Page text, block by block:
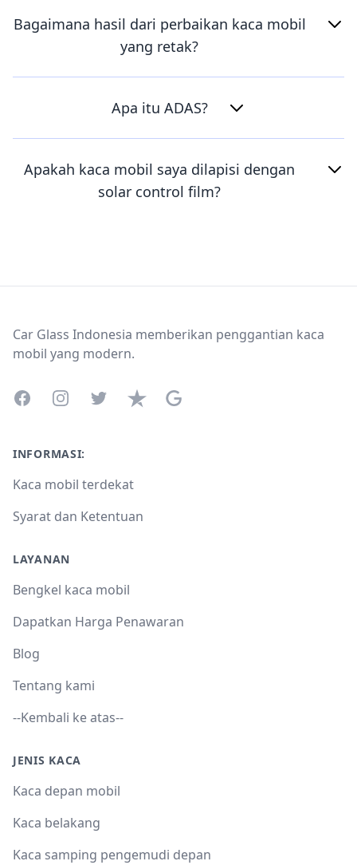
Bagaimana hasil dari perbaikan kaca mobil
yang retak?
Apa itu ADAS?
Apakah kaca mobil saya dilapisi dengan
solar control film?
Car Glass Indonesia memberikan penggantian kaca
mobil yang modern.
FacebookInstagramTwitterTrustpilotGoogle Business Profile
INFORMASI:
Kaca mobil terdekat
Syarat dan Ketentuan
LAYANAN
Bengkel kaca mobil
Dapatkan Harga Penawaran
Blog
Tentang kami
--Kembali ke atas--
JENIS KACA
Kaca depan mobil
Kaca belakang
Kaca samping pengemudi depan